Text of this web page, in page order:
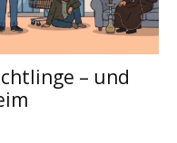
– und